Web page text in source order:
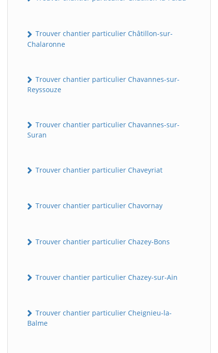
Trouver chantier particulier Châtillon-sur-
Chalaronne
Trouver chantier particulier Chavannes-sur-
Reyssouze
Trouver chantier particulier Chavannes-sur-
Suran
Trouver chantier particulier Chaveyriat
Trouver chantier particulier Chavornay
Trouver chantier particulier Chazey-Bons
Trouver chantier particulier Chazey-sur-Ain
Trouver chantier particulier Cheignieu-la-
Balme